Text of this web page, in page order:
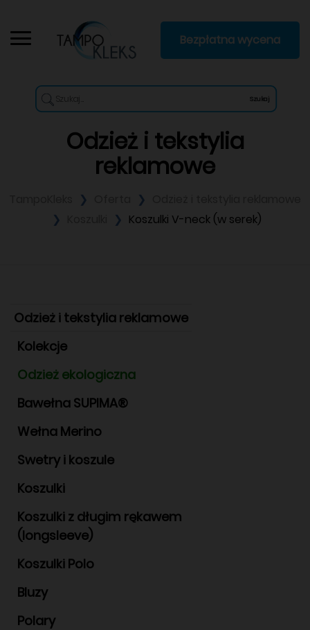
Szukaj
Bezpłatna wycena
Odzież i tekstylia
reklamowe
Koszulki V-neck (w serek)
Odzież i tekstylia reklamowe
Kolekcje
Odzież ekologiczna
Bawełna SUPIMA®
Wełna Merino
Swetry i koszule
Koszulki
Koszulki z długim rękawem
(longsleeve)
Koszulki Polo
Bluzy
Polary